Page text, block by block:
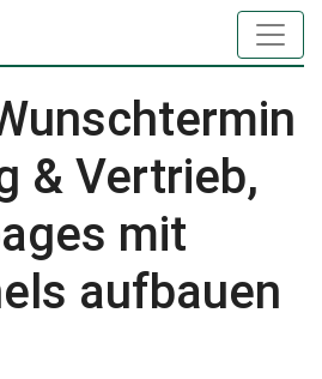
& Vertrieb,
mit
aufbauen